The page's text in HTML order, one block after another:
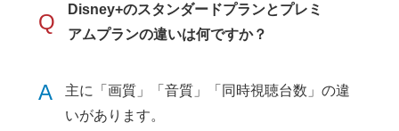
Q
Disney+のスタンダードプランとプレミ
アムプランの違いは何ですか？
A
主に「画質」「音質」「同時視聴台数」の違
いがあります。